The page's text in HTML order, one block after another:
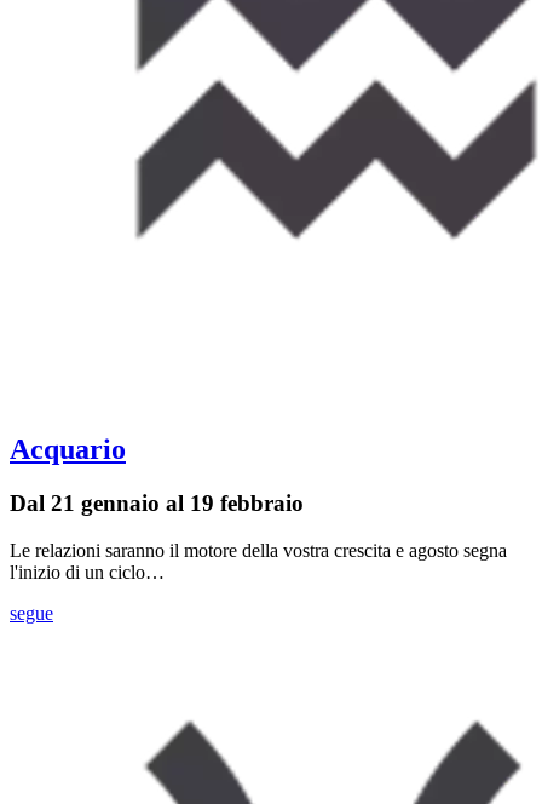
Acquario
Dal 21 gennaio al 19 febbraio
Le relazioni saranno il motore della vostra crescita e agosto segna
l'inizio di un ciclo…
segue